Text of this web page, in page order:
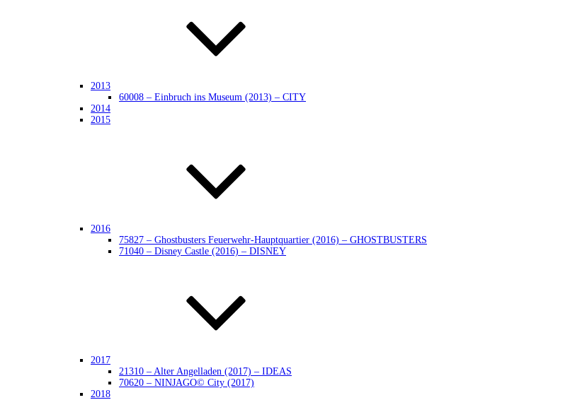
2013
60008 – Einbruch ins Museum (2013) – CITY
2014
2015
2016
75827 – Ghostbusters Feuerwehr-Hauptquartier (2016) – GHOSTBUSTERS
71040 – Disney Castle (2016) – DISNEY
2017
21310 – Alter Angelladen (2017) – IDEAS
70620 – NINJAGO© City (2017)
2018